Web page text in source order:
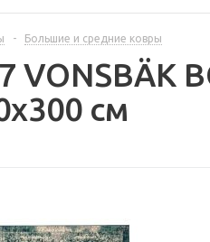
- Большие и средние ковры
см